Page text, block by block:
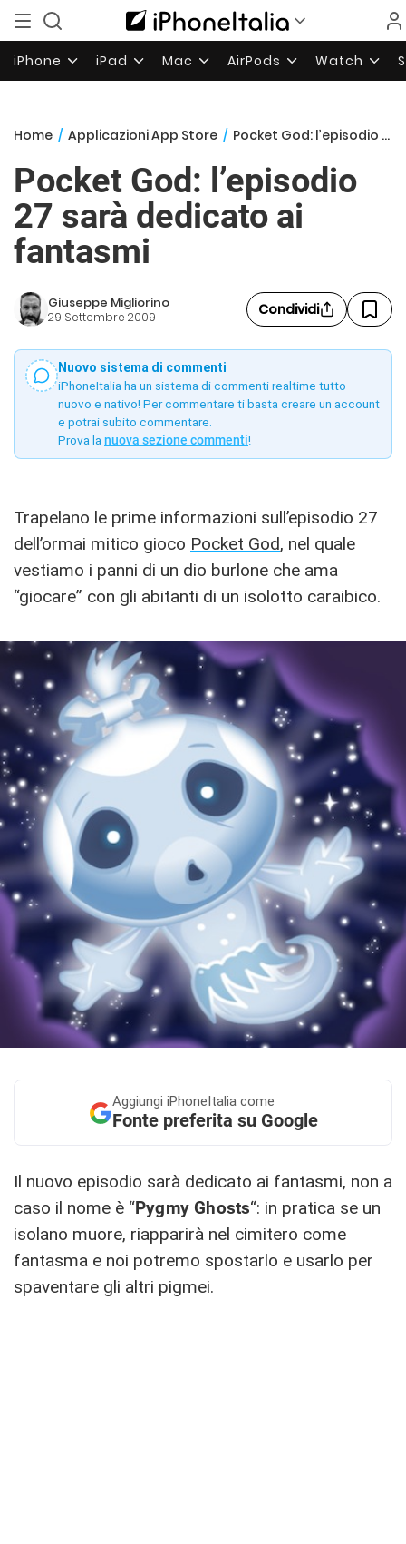
iPhone iPad Mac AirPods Watch
Home / Applicazioni App Store / Pocket God: l’episodio 27 sarà dedicato ai fantasmi
Pocket God: l’episodio
27 sarà dedicato ai
fantasmi
Giuseppe Migliorino
29 Settembre 2009 Condividi
Nuovo sistema di commenti
iPhoneItalia ha un sistema di commenti realtime tutto
nuovo e nativo! Per commentare ti basta creare un account
e potrai subito commentare.
Prova la nuova sezione commenti!
Trapelano le prime informazioni sull’episodio 27
dell’ormai mitico gioco Pocket God, nel quale
vestiamo i panni di un dio burlone che ama
“giocare” con gli abitanti di un isolotto caraibico.
Aggiungi iPhoneItalia come
Fonte preferita su Google
Il nuovo episodio sarà dedicato ai fantasmi, non a
caso il nome è “Pygmy Ghosts“: in pratica se un
isolano muore, riapparirà nel cimitero come
fantasma e noi potremo spostarlo e usarlo per
spaventare gli altri pigmei.